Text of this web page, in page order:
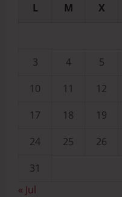
L M X
3
4 5
10
11 12
17
18 19
24
25 26
31
« Jul